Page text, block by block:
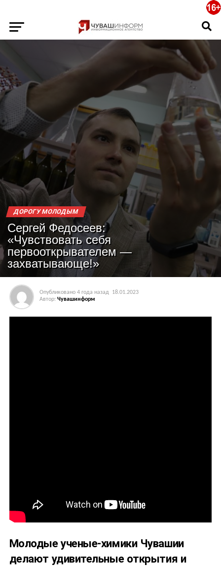
ДОРОГУ МОЛОДЫМ
Сергей Федосеев:
«Чувствовать себя
первооткрывателем —
захватывающе!»
Опубликовано 4 года назад
18.01.2023
Автор: Чувашинформ
Молодые ученые-химики Чувашии
делают удивительные открытия и